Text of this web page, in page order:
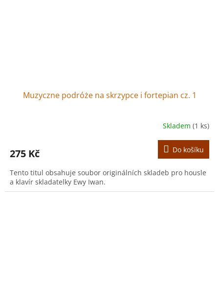
Muzyczne podróże na skrzypce i fortepian cz. 1
Skladem (1 ks)
275 Kč Do košíku
Tento titul obsahuje soubor originálních skladeb pro housle
a klavír skladatelky Ewy Iwan.